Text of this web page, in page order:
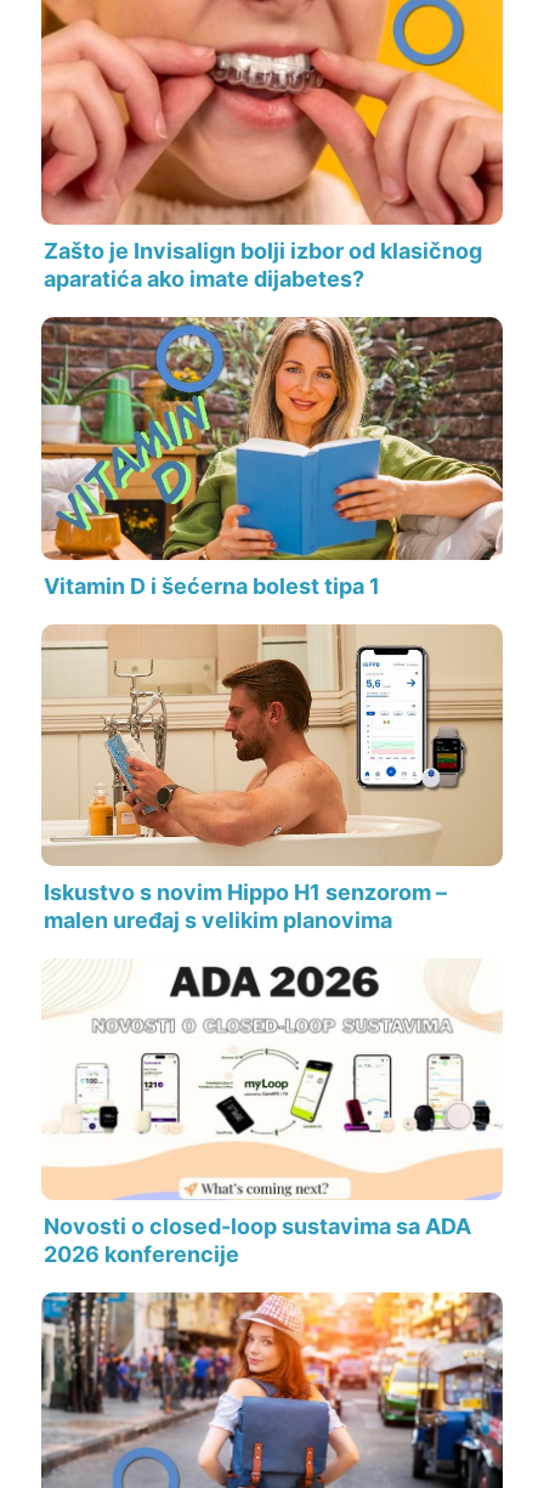
Zašto je Invisalign bolji izbor od klasičnog
aparatića ako imate dijabetes?
Vitamin D i šećerna bolest tipa 1
Iskustvo s novim Hippo H1 senzorom –
malen uređaj s velikim planovima
Novosti o closed-loop sustavima sa ADA
2026 konferencije